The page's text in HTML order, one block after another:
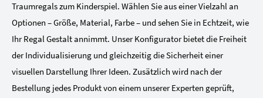
Traumregals zum Kinderspiel. Wählen Sie aus einer Vielzahl an
Optionen – Größe, Material, Farbe – und sehen Sie in Echtzeit, wie
Ihr Regal Gestalt annimmt. Unser Konfigurator bietet die Freiheit
der Individualisierung und gleichzeitig die Sicherheit einer
visuellen Darstellung Ihrer Ideen. Zusätzlich wird nach der
Bestellung jedes Produkt von einem unserer Experten geprüft,